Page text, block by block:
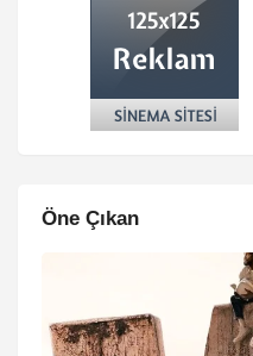
Öne Çıkan